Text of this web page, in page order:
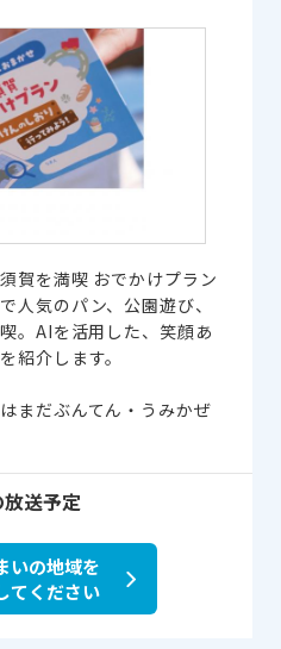
賀を満喫 おでかけプラン
人気のパン、公園遊び、
。AIを活用した、笑顔あ
紹介します。
まだぶんてん・うみかぜ
送予定
いの地域を
てください